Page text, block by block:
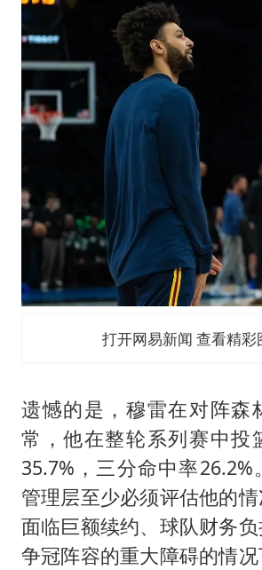
打开网易新闻 查看精彩
遗憾的是，穆雷在对阵森
常，他在整轮系列赛中投
35.7%，三分命中率
管理层至少必须评估他的
面临巨额续约、球队财务
争冠阵容的重大障碍的情